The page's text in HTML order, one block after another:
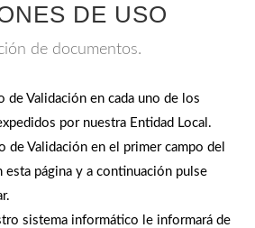
DE USO
de documentos.
de Validación en cada uno de los
por nuestra Entidad Local.
de Validación en el primer campo del
página y a continuación pulse
sistema informático le informará de